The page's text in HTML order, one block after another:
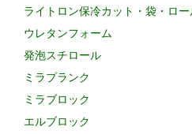
ライトロン保冷カット・袋・ロー
ウレタンフォーム
発泡スチロール
ミラプランク
ミラブロック
エルブロック